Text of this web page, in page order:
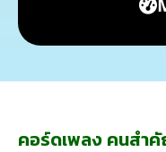
คอร์ดเพลง คนสำ